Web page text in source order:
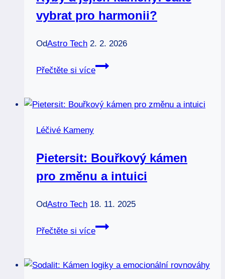
moře
vybrat pro harmonii?
OdAstro Tech 2. 2. 2026
Přečtěte si více
Ryby
kameny:
harmonii?
Léčivé Kameny
Pietersit: Bouřkový kámen
pro změnu a intuici
OdAstro Tech 18. 11. 2025
Přečtěte si více
Pietersit:
pro